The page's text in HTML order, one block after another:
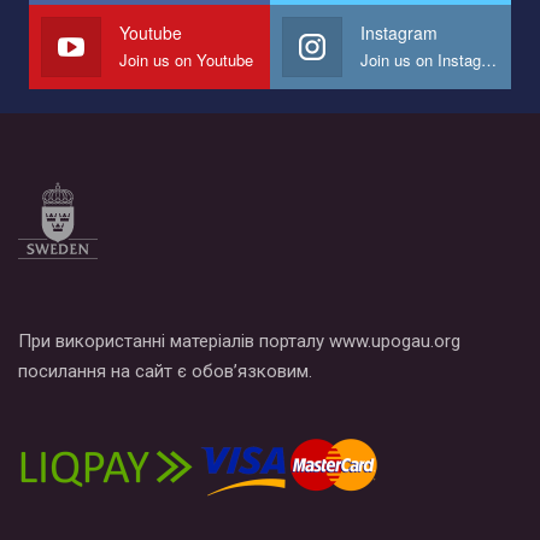
СОГИ в Украине.
Все, что вам нужно сделать - это зайти на наш канал YouTube
по этой ссылке и поставить лайк под видео.
Youtube
Join us on Youtube
Instagram
Join us on Instagram
При використанні матеріалів порталу www.upogau.org
посилання на сайт є обов’язковим.